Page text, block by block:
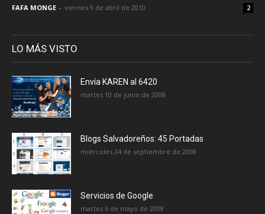
FAFA MONGE - viernes 9 de abril de 2010 2
LO MÁS VISTO
Envía KAREN al 6420
martes 10 de junio de 2008
Blogs Salvadoreños: 45 Portadas
miércoles 24 de septiembre de 2008
Servicios de Google
martes 6 de mayo de 2008